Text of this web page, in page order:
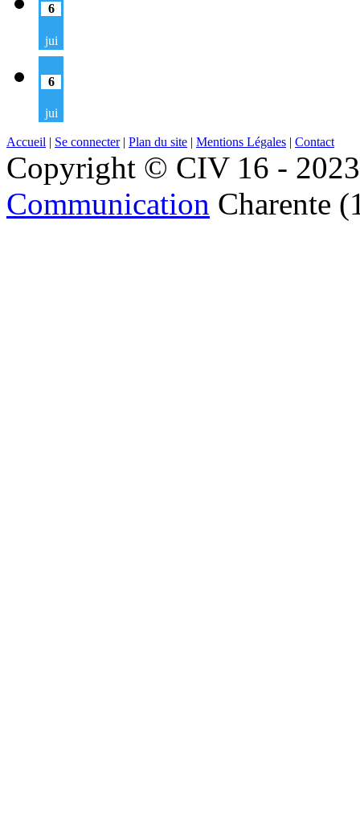
6
jui
6
jui
Accueil | Se connecter| Plan du site | Mentions Légales | Contact
Copyright © CIV 16 -
Communication Charente